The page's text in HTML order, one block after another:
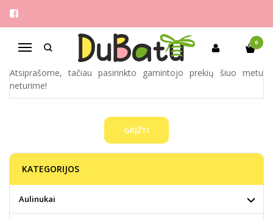
Navigacija
0
YOUSDA
Pagrindinis Pirkite pagal gamintoją Yousda
Atsiprašome, tačiau pasirinkto gamintojo prekių šiuo metu
neturime!
GRĮŽTI
KATEGORIJOS
Aulinukai